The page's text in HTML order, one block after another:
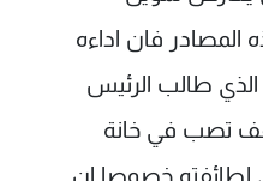
فان اداءه
طالب الرئيس
تصب في خانة